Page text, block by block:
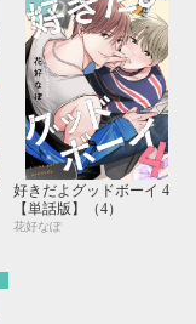
好きだよグッドボーイ 4
【単話版】（4）
花好なぽ